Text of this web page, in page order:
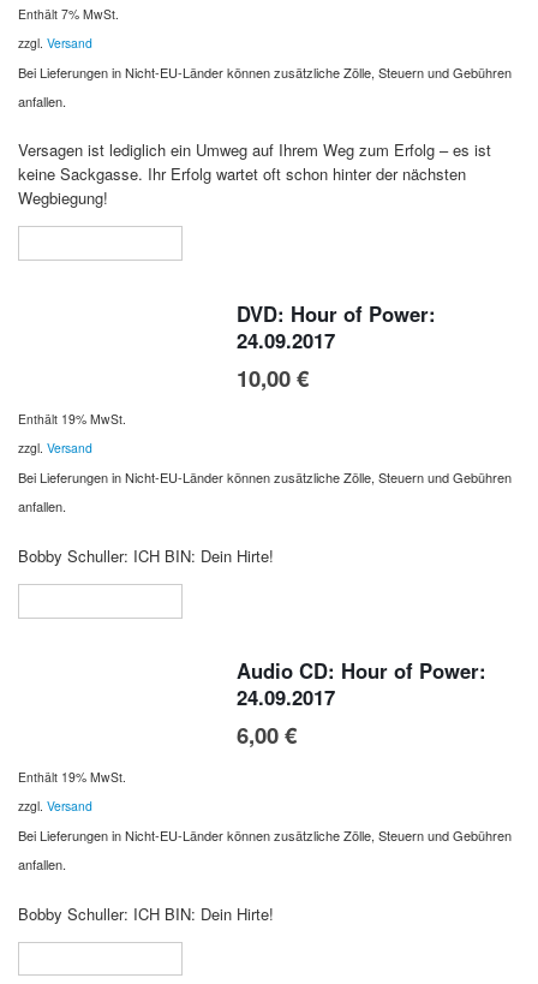
Enthält 7% MwSt.
zzgl. Versand
Bei Lieferungen in Nicht-EU-Länder können zusätzliche Zölle, Steuern und Gebühren
anfallen.
Versagen ist lediglich ein Umweg auf Ihrem Weg zum Erfolg – es ist
keine Sackgasse. Ihr Erfolg wartet oft schon hinter der nächsten
Wegbiegung!
DVD: Hour of Power:
24.09.2017
10,00€
Enthält 19% MwSt.
zzgl. Versand
Bei Lieferungen in Nicht-EU-Länder können zusätzliche Zölle, Steuern und Gebühren
anfallen.
Bobby Schuller: ICH BIN: Dein Hirte!
Audio CD: Hour of Power:
24.09.2017
6,00€
Enthält 19% MwSt.
zzgl. Versand
Bei Lieferungen in Nicht-EU-Länder können zusätzliche Zölle, Steuern und Gebühren
anfallen.
Bobby Schuller: ICH BIN: Dein Hirte!